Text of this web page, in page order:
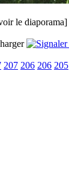
le diaporama]
207 206 206 205